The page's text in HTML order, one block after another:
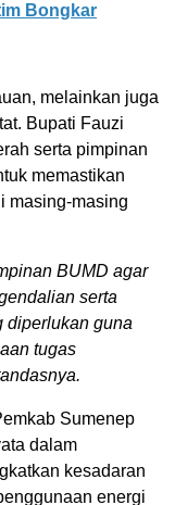
Bongkar
melainkan juga
Bupati Fauzi
serta pimpinan
memastikan
masing-masing
BUMD agar
serta
diperlukan guna
tugas
Sumenep
dalam
kesadaran
energi